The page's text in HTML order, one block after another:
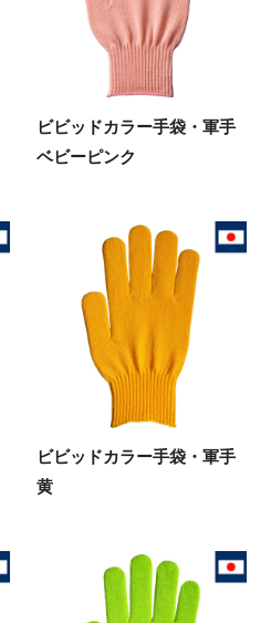
ビビッドカラー手袋・軍手
ベビーピンク
ビビッドカラー手袋・軍手
黄